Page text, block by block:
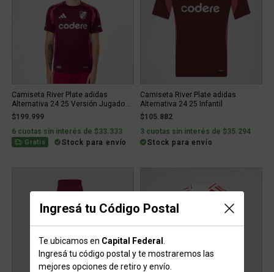
Ingresá tu Código Postal
Te ubicamos en Capital Federal
Ingresá tu código postal y te mostraremos las
mejores opciones de retiro y envío.
Camiseta River Plate adidas
Alternativa 24 25 Versión Jugado...
$199.999
6 cuotas sin interés de $33.333
Gratis Stock para envío
Camiseta River Plate adidas
Alternativa 24 25 Infantil
$105.882
3 cuotas sin interés de $35.294
Stock para envío